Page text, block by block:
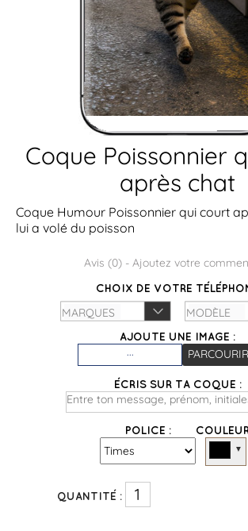
Coque Poissonnier
après chat
Coque Humour Poissonnier qui court
lui a volé du poisson
Avis (0) - Ajoutez votre
CHOIX DE VOTRE
AJOUTE UNE IMAGE :
... PARCOURIR
ÉCRIS SUR TA COQUE :
POLICE :
▼
QUANTITÉ :